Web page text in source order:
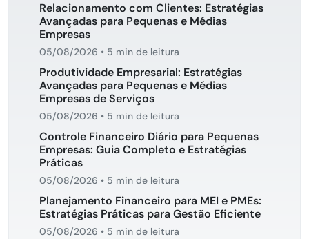
Relacionamento com Clientes: Estratégias
Avançadas para Pequenas e Médias
Empresas
05/08/2026 • 5 min de leitura
Produtividade Empresarial: Estratégias
Avançadas para Pequenas e Médias
Empresas de Serviços
05/08/2026 • 5 min de leitura
Controle Financeiro Diário para Pequenas
Empresas: Guia Completo e Estratégias
Práticas
05/08/2026 • 5 min de leitura
Planejamento Financeiro para MEI e PMEs:
Estratégias Práticas para Gestão Eficiente
05/08/2026 • 5 min de leitura